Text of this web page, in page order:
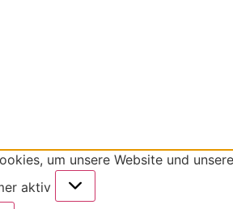
um unsere Website und
aktiv